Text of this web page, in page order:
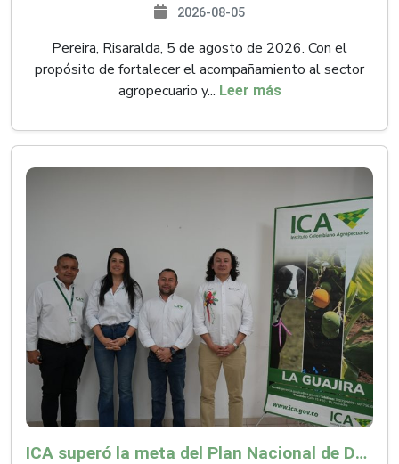
2026-08-05
Pereira, Risaralda, 5 de agosto de 2026. Con el
propósito de fortalecer el acompañamiento al sector
agropecuario y... Leer más
ICA superó la meta del Plan Nacional de Desarrollo y abrió 61 mercados internacionales